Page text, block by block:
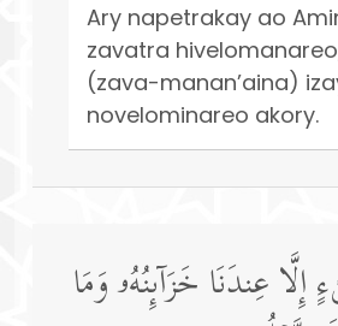
Ary napetrakay ao
zavatra
(zava-manan’aina)
novelominareo akory.
عِندَنَا خَزَاۤىِٕنُهُۥ وَمَا